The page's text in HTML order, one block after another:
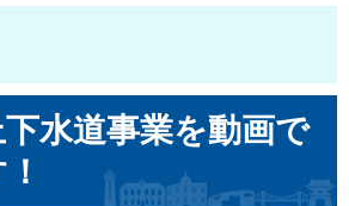
水道事業を動画で